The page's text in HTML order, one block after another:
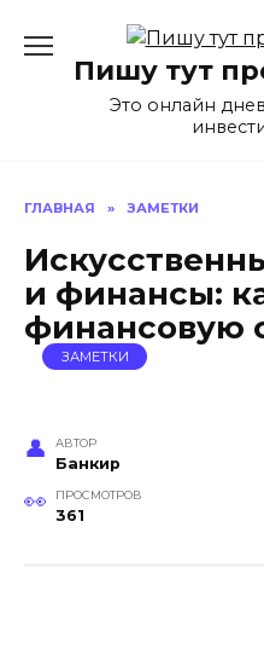
содержаниюПишу тут
Это онлайн
ГЛАВНАЯ » ЗАМЕТКИ
и финансы:
финансовую
ЗАМЕТКИ
АВТОР
Банкир
ПРОСМОТРОВ
361